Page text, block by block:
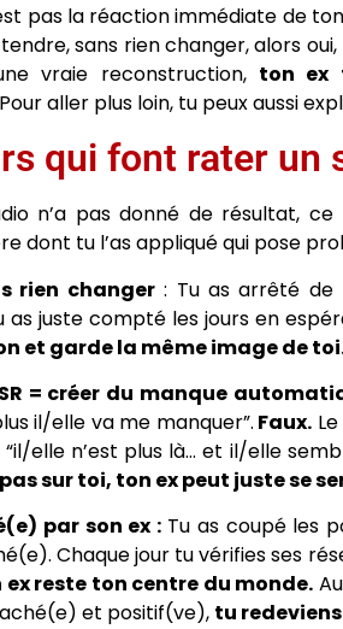
pas la réaction immédiate de
sans rien changer, alors
vraie reconstruction, ton ex
Pour aller plus loin, tu peux aussi
qui font rater un
n’a pas donné de résultat,
dont tu l’as appliqué qui pose
rien changer: Tu as arrêté de
juste compté les jours en
et garde la même image de
= créer du manque
il/elle va me manquer”. Faux.
elle n’est plus là… et il/elle
sur toi, ton ex peut juste se
par son ex :Tu as coupé les
Chaque jour tu vérifies ses
ex reste ton centre du monde.
et positif(ve), tu